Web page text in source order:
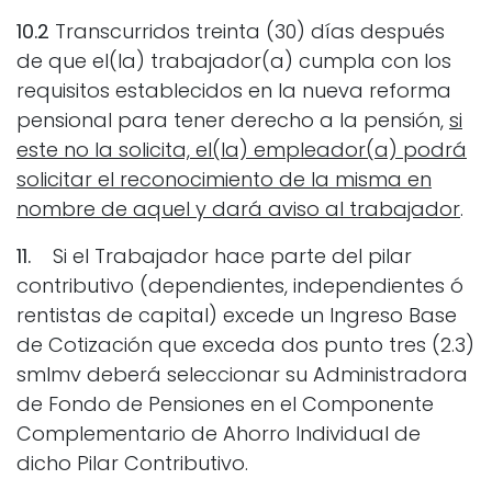
10.2 Transcurridos treinta (30) días después
de que el(la) trabajador(a) cumpla con los
requisitos establecidos en la nueva reforma
pensional para tener derecho a la pensión, si
este no la solicita, el(la) empleador(a) podrá
solicitar el reconocimiento de la misma en
nombre de aquel y dará aviso al trabajador.
11. Si el Trabajador hace parte del pilar
contributivo (dependientes, independientes ó
rentistas de capital) excede un Ingreso Base
de Cotización que exceda dos punto tres (2.3)
smlmv deberá seleccionar su Administradora
de Fondo de Pensiones en el Componente
Complementario de Ahorro Individual de
dicho Pilar Contributivo.